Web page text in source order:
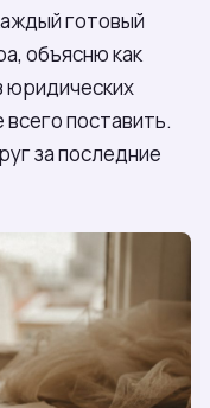
готовый
объясню как
юридических
поставить.
за последние